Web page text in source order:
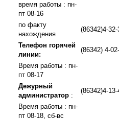
время работы : пн-
пт 08-16
по факту
нахождения
(86342)4-32-
Телефон горячей
линии:
(86342) 4-
Время работы : пн-
пт 08-17
Дежурный
администратор :
(86342)4-13-
Время работы : пн-
пт 08-18, сб-вс